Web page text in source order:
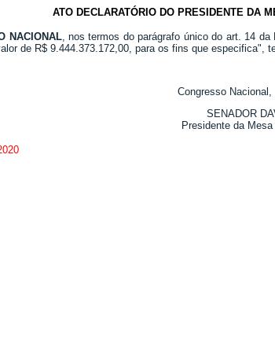
ATO DECLARATÓRIO DO PRESIDENTE DA
NACIONAL, nos termos do parágrafo único do art. 14
de R$ 9.444.373.172,00, para os fins que especifica",
Congresso
SENADOR
Presidente da